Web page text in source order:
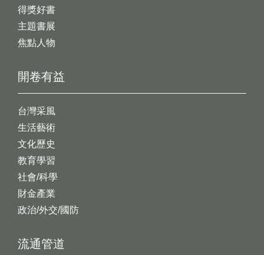
開卷有益
台灣采風
生活藝術
文化歷史
教育學習
社會/科學
財金產業
政治/外交/國防
得獎好書
主題書展
焦點人物
流通管道